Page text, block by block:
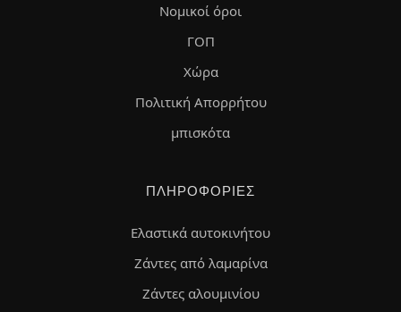
Νομικοί όροι
ΓΟΠ
Χώρα
Πολιτική Απορρήτου
μπισκότα
ΠΛΗΡΟΦΟΡΊΕΣ
Ελαστικά αυτοκινήτου
Ζάντες από λαμαρίνα
Ζάντες αλουμινίου